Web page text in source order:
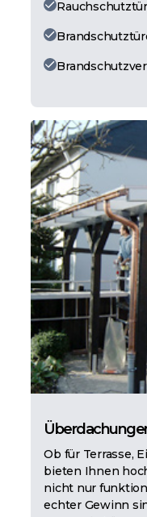
Ob für Terrasse,
bieten Ihnen
nicht nur
echter Gewinn